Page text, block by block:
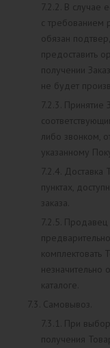
7.2.2. В случае
с требованием
обязан
предоставить
получении
не будет
7.2.3. Принятие
либо звонком,
указанному
7.2.4. Доставка
пунктах,
заказа.
7.2.5. Продавец
комплектовать
незначительно
каталоге.
7.3. Самовывоз.
7.3.1. При
получения